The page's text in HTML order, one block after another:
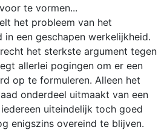
te vormen...
het probleem van het
in een geschapen werkelijkheid.
het sterkste argument tegen
allerlei pogingen om er een
op te formuleren. Alleen het
onderdeel uitmaakt van een
uiteindelijk toch goed
enigszins overeind te blijven.